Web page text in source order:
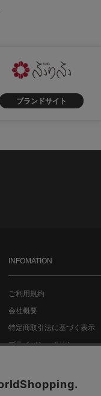
ブランドサイト
INFOMATION
ご利用規約
会社概要
特定商取引法に基づく表示
プライバシーポリシー